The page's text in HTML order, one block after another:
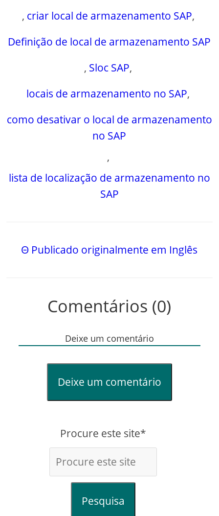
, criar local de armazenamento SAP,
Definição de local de armazenamento SAP
, Sloc SAP,
locais de armazenamento no SAP,
como desativar o local de armazenamento
no SAP
,
lista de localização de armazenamento no
SAP
Θ Publicado originalmente em Inglês
Comentários (0)
Deixe um comentário
Deixe um comentário
Procure este site*
Pesquisa